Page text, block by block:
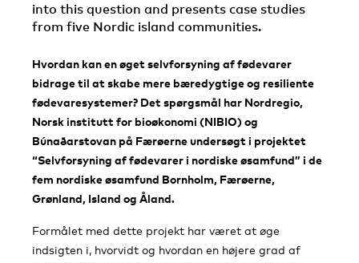
into this question and presents case studies
from five Nordic island communities.
Hvordan kan en øget selvforsyning af fødevarer
bidrage til at skabe mere bæredygtige og resiliente
fødevaresystemer? Det spørgsmål har Nordregio,
Norsk institutt for bioøkonomi (NIBIO) og
Búnaðarstovan på Færøerne undersøgt i projektet
“Selvforsyning af fødevarer i nordiske øsamfund” i de
fem nordiske øsamfund Bornholm, Færøerne,
Grønland, Island og Åland.
Formålet med dette projekt har været at øge
indsigten i, hvorvidt og hvordan en højere grad af